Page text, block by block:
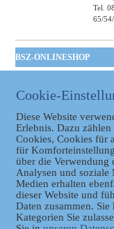
Tel.
65/
BSZ-ONLINESHOP
Datenschutz
Cookie-
Diese Website
Erlebnis. Dazu
Cookies, Cookies für
für
über die Verwendung
Analysen und soziale
Medien erhalten
dieser Website und
Daten zusammen.
Kategorien Sie